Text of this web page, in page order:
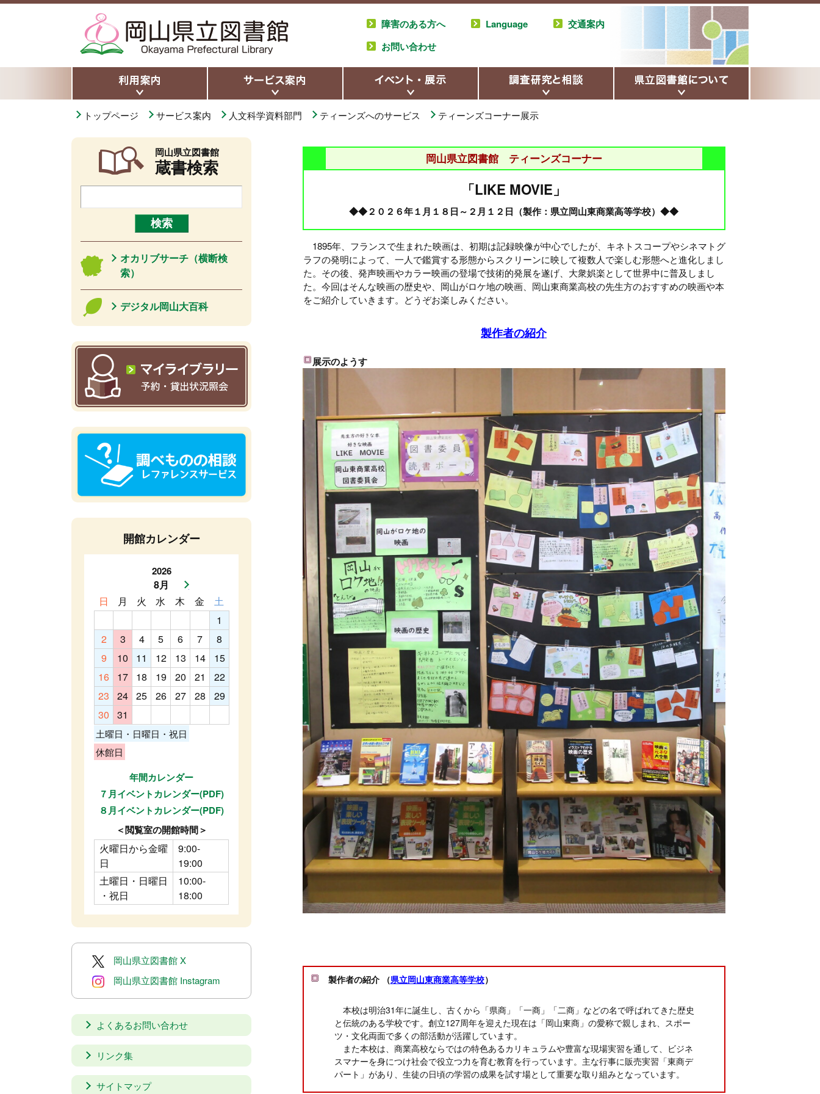
障害のある方へ Language
交通案内
お問い合わせ
トップページ サービス案内 人文科学資料部門 ティーンズへのサービス ティーンズコーナー展示
岡山県立図書館 ティーンズコーナー
「LIKE MOVIE」
◆◆２０２６年１月１８日～２月１２日（製作：県立岡山東商業高等学校）◆◆
1895年、フランスで⽣まれた映画は、初期は記録映像が中⼼でしたが、キネトスコープやシネマトグ
ラフの発明によって、一人で鑑賞する形態からスクリーンに映して複数人で楽しむ形態へと進化しまし
た。その後、発声映画やカラー映画の登場で技術的発展を遂げ、⼤衆娯楽として世界中に普及しまし
た。今回はそんな映画の歴史や、岡山がロケ地の映画、岡山東商業高校の先⽣方のおすすめの映画や本
をご紹介していきます。どうぞお楽しみください。
製作者の紹介
展示のようす
製作者の紹介 （県立岡山東商業高等学校）
本校は明治31年に誕生し、古くから「県商」「一商」「二商」などの名で呼ばれてきた歴史
と伝統のある学校です。創立127周年を迎えた現在は「岡山東商」の愛称で親しまれ、スポー
ツ・文化両面で多くの部活動が活躍しています。
また本校は、商業高校ならではの特色あるカリキュラムや豊富な現場実習を通して、ビジネ
スマナーを身につけ社会で役立つ力を育む教育を行っています。主な行事に販売実習「東商デ
パート」があり、生徒の日頃の学習の成果を試す場として重要な取り組みとなっています。
岡山県立図書館
蔵書検索
オカリブサーチ（横断検
索）
デジタル岡山大百科
開館カレンダー
2026
8月
次月へ
日
月 火 水 木 金
土
1
2
3 4 5 6 7
8
9
10 11 12 13 14
15
16
17 18 19 20 21
22
23
24 25 26 27 28
29
30
31
土曜日・日曜日・祝日
休館日
年間カレンダー
７月イベントカレンダー(PDF)
８月イベントカレンダー(PDF)
＜閲覧室の開館時間＞
火曜日から金曜
日
9:00-
19:00
土曜日・日曜日
・祝日
10:00-
18:00
岡山県立図書館 X
岡山県立図書館 Instagram
よくあるお問い合わせ
リンク集
サイトマップ